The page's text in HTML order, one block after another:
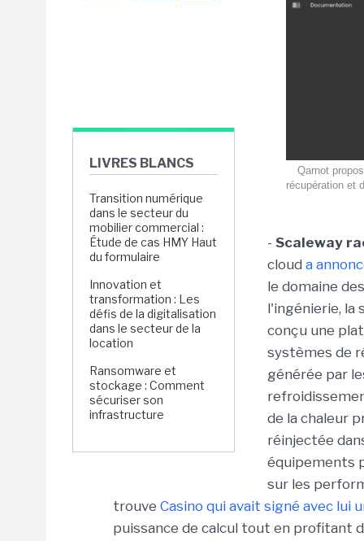
LIVRES BLANCS
Transition numérique
dans le secteur du
mobilier commercial :
Étude de cas HMY Haut
du formulaire
Innovation et
transformation : Les
défis de la digitalisation
dans le secteur de la
location
Ransomware et
stockage : Comment
sécuriser son
infrastructure
Qarnot
récupération et
- Scaleway
cloud a
le domaine
l'ingénierie, la
conçu une
systèmes de
générée par
de la chaleur
réinjectée
équipements
sur les
trouve Casino qui avait signé avec lui
puissance de calcul tout en profitant